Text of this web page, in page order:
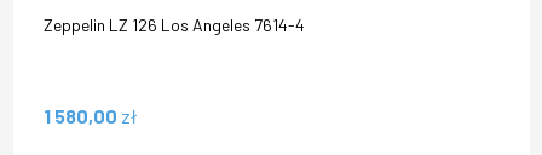
Zeppelin LZ 126 Los Angeles 7614-4
1 580,00 zł